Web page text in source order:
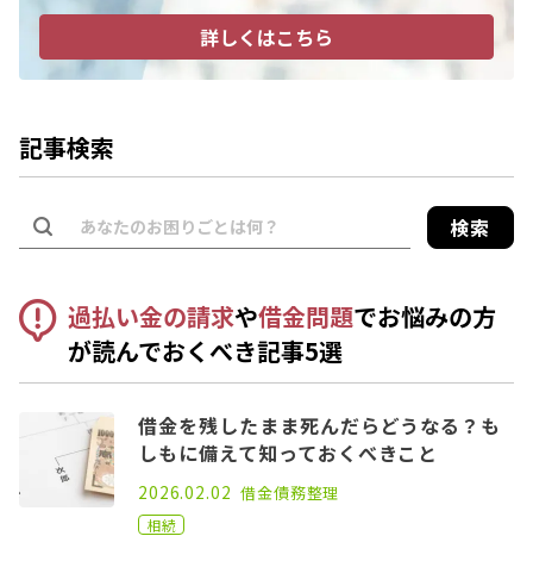
詳しくはこちら
記事検索
検索
過払い金の請求や借金問題でお悩みの方
が読んでおくべき記事5選
借金を残したまま死んだらどうなる？も
しもに備えて知っておくべきこと
2021.02.26
2026.02.02 借金債務整理
相続